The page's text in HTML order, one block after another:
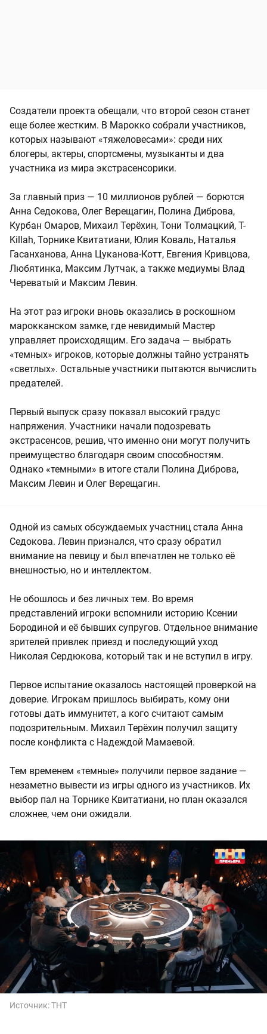
Создатели проекта обещали, что второй сезон станет
еще более жестким. В Марокко собрали участников,
которых называют «тяжеловесами»: среди них
блогеры, актеры, спортсмены, музыканты и два
участника из мира экстрасенсорики.
За главный приз — 10 миллионов рублей — борются
Анна Седокова, Олег Верещагин, Полина Диброва,
Курбан Омаров, Михаил Терёхин, Тони Толмацкий, T-
Killah, Торнике Квитатиани, Юлия Коваль, Наталья
Гасанханова, Анна Цуканова-Котт, Евгения Кривцова,
Любятинка, Максим Лутчак, а также медиумы Влад
Череватый и Максим Левин.
На этот раз игроки вновь оказались в роскошном
марокканском замке, где невидимый Мастер
управляет происходящим. Его задача — выбрать
«темных» игроков, которые должны тайно устранять
«светлых». Остальные участники пытаются вычислить
предателей.
Первый выпуск сразу показал высокий градус
напряжения. Участники начали подозревать
экстрасенсов, решив, что именно они могут получить
преимущество благодаря своим способностям.
Однако «темными» в итоге стали Полина Диброва,
Максим Левин и Олег Верещагин.
Одной из самых обсуждаемых участниц стала Анна
Седокова. Левин признался, что сразу обратил
внимание на певицу и был впечатлен не только её
внешностью, но и интеллектом.
Не обошлось и без личных тем. Во время
представлений игроки вспомнили историю Ксении
Бородиной и её бывших супругов. Отдельное внимание
зрителей привлек приезд и последующий уход
Николая Сердюкова, который так и не вступил в игру.
Первое испытание оказалось настоящей проверкой на
доверие. Игрокам пришлось выбирать, кому они
готовы дать иммунитет, а кого считают самым
подозрительным. Михаил Терёхин получил защиту
после конфликта с Надеждой Мамаевой.
Тем временем «темные» получили первое задание —
незаметно вывести из игры одного из участников. Их
выбор пал на Торнике Квитатиани, но план оказался
сложнее, чем они ожидали.
Источник:ТНТ